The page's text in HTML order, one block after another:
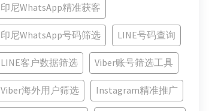
印尼WhatsApp精准获客
印尼WhatsApp号码筛选 LINE号码查询
LINE客户数据筛选 Viber账号筛选工具
Viber海外用户筛选 Instagram精准推广